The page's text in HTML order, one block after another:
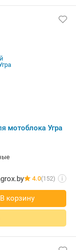
мотоблока Угра
4.0(152) i
В корзину